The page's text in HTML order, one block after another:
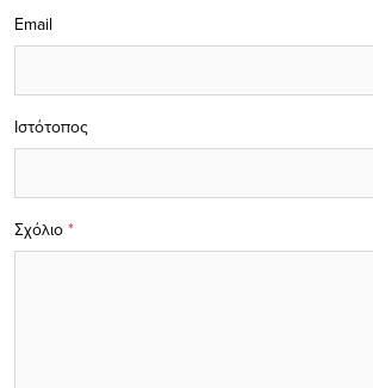
Σχόλιο *
Email
Ιστότοπος